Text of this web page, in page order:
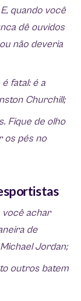
quando você
dê ouvidos
não deveria
fatal: é a
Churchill;
Fique de olho
os pés no
você achar
de
Jordan;
outros batem